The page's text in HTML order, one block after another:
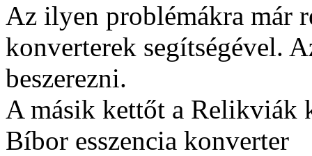
Az ilyen problémákra már
konverterek segítségével.
beszerezni.
A másik kettőt a Relikviák
Bíbor esszencia konverter